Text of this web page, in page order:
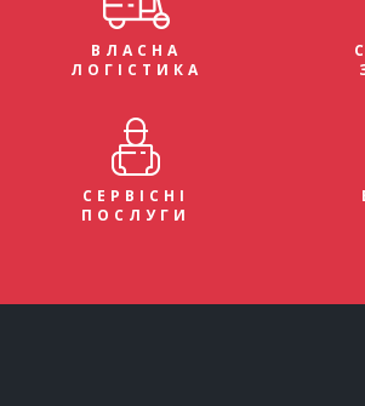
ВЛАСНА
ЛОГІСТИКА
СЕРВІСНІ
ПОСЛУГИ